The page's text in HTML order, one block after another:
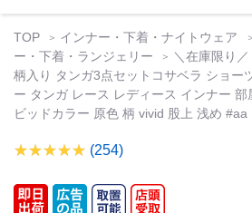
TOP インナー・下着・ナイトウェア
ー・下着・ランジェリー
＼在庫限り
柄入り タンガ3点セットコサベラ ショー
ー タンガ レース レディース インナー
ビッドカラー 原色 柄 vivid 股上 浅め #aa
(254)